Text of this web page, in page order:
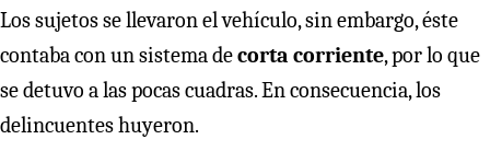
Los sujetos se llevaron el vehículo, sin embargo, éste
contaba con un sistema decorta corriente, por lo que
se detuvo a las pocas cuadras. En consecuencia, los
delincuentes huyeron.